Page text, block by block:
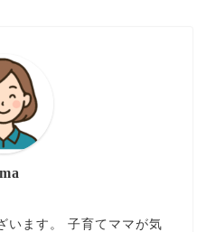
います。 子育てママが気